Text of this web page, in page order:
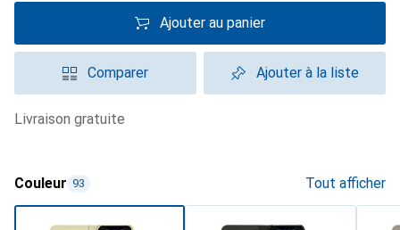
Ajouter au panier
Comparer Ajouter à la liste
livraison gratuite
Couleur 93 Tout afficher